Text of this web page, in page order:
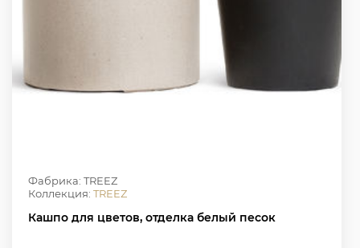
Фабрика: TREEZ
Коллекция: TREEZ
Кашпо для цветов, отделка белый песок